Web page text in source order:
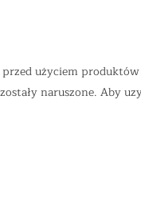
użyciem
naruszone. Aby